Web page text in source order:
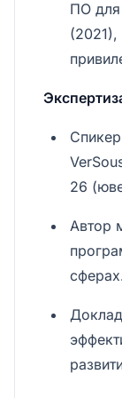
ПО для
26
Автор